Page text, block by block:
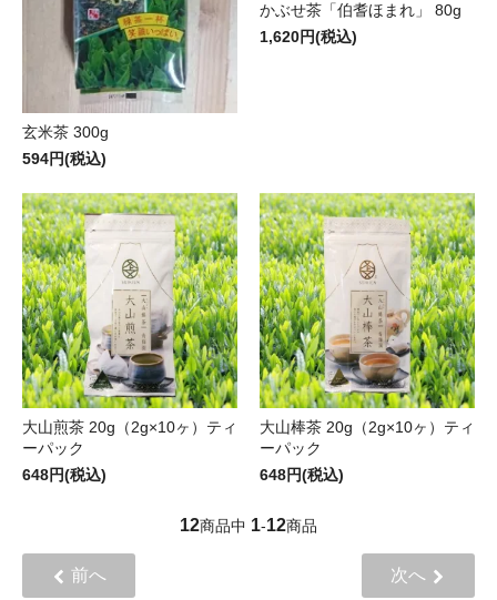
玄米茶 300g
594円(税込)
かぶせ茶「伯耆ほまれ」 80g
1,620円(税込)
大山煎茶 20g（2g×10ヶ）ティ
ーパック
648円(税込)
大山棒茶 20g（2g×10ヶ）ティ
ーパック
648円(税込)
12商品中 1-12商品
前へ 次へ